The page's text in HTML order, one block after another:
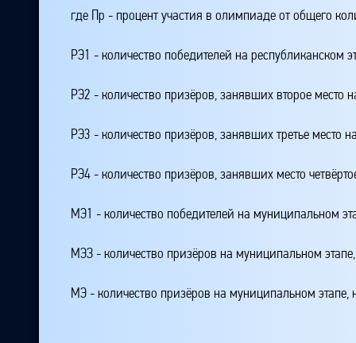
где Пр - процент участия в олимпиаде от общего
РЭ1 - количество победителей на республиканском
РЭ2 - количество призёров, занявших второе место
РЭ3 - количество призёров, занявших третье место
РЭ4 - количество призёров, занявших место
МЭ1 - количество победителей на муниципальном
МЭЗ - количество призёров на муниципальном
МЭ - количество призёров на муниципальном